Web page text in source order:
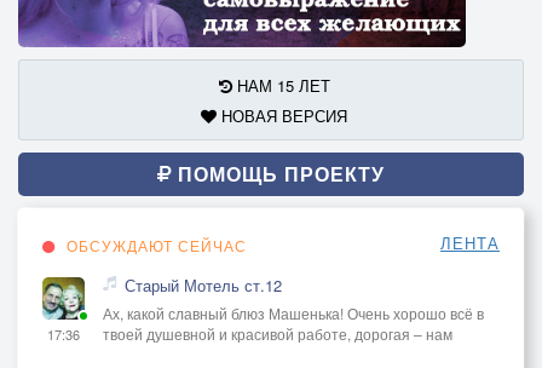
НАМ 15 ЛЕТ
НОВАЯ ВЕРСИЯ
ПОМОЩЬ ПРОЕКТУ
ОБСУЖДАЮТ СЕЙЧАС ЛЕНТА
17:36
Старый Мотель ст.12
Ах, какой славный блюз Машенька! Очень хорошо всё в
твоей душевной и красивой работе, дорогая – нам